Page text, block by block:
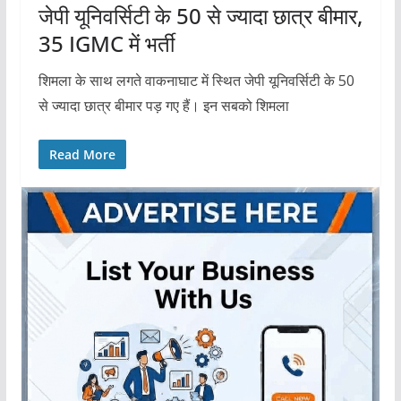
जेपी यूनिवर्सिटी के 50 से ज्यादा छात्र बीमार,
35 IGMC में भर्ती
शिमला के साथ लगते वाकनाघाट में स्थित जेपी यूनिवर्सिटी के 50
से ज्यादा छात्र बीमार पड़ गए हैं। इन सबको शिमला
Read More